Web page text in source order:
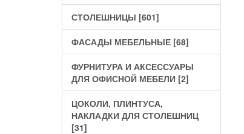
СТОЛЕШНИЦЫ [601]
ФАСАДЫ МЕБЕЛЬНЫЕ [68]
ФУРНИТУРА И АКСЕССУАРЫ
ДЛЯ ОФИСНОЙ МЕБЕЛИ [2]
ЦОКОЛИ, ПЛИНТУСА,
НАКЛАДКИ ДЛЯ СТОЛЕШНИЦ
[31]